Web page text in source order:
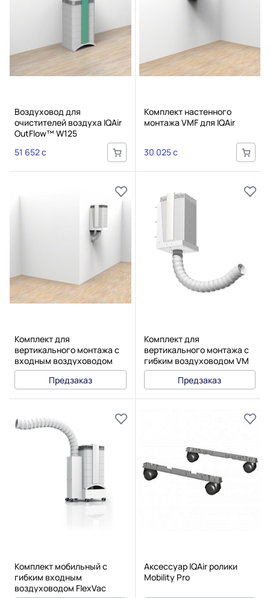
Воздуховод для
очистителей воздуха IQAir
OutFlow™ W125
51 652 c
Комплект настенного
монтажа VMF для IQAir
30 025 c
Комплект для
вертикального монтажа с
входным воздуховодом
VM InFlow
Предзаказ
Комплект для
вертикального монтажа с
гибким воздуховодом VM
FlexVac
Предзаказ
Комплект мобильный с
гибким входным
воздуховодом FlexVac
Аксессуар IQAir ролики
Mobility Pro